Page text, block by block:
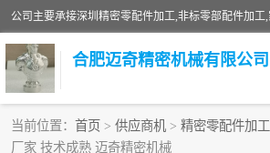
合肥迈奇精密机械有限公司
当前位置： 首页 > 供应商机 > 精密零配件加工
厂家 技术成熟 迈奇精密机械